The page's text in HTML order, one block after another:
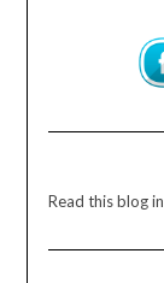
Read this blog